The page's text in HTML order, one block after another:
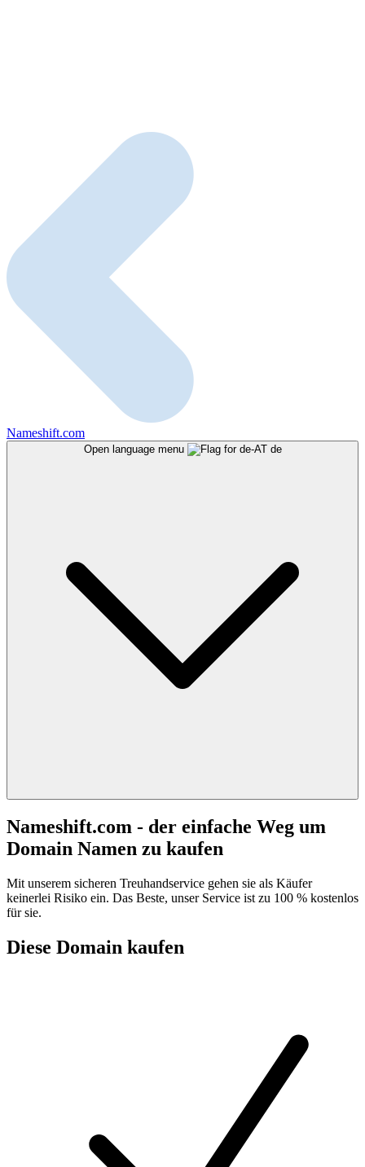
Nameshift.com
Open language menu de
Nameshift.com - der einfache Weg um
Domain Namen zu kaufen
Mit unserem sicheren Treuhandservice gehen sie als Käufer
keinerlei Risiko ein. Das Beste, unser Service ist zu 100 % kostenlos
für sie.
Diese Domain kaufen